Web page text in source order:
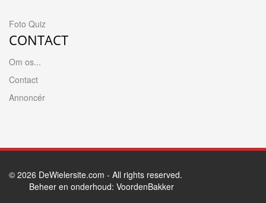
Foto Quiz
CONTACT
Om os...
Contact
Annoncér
© 2026 DeWielersite.com - All rights reserved.
Beheer en onderhoud: VoordenBakker